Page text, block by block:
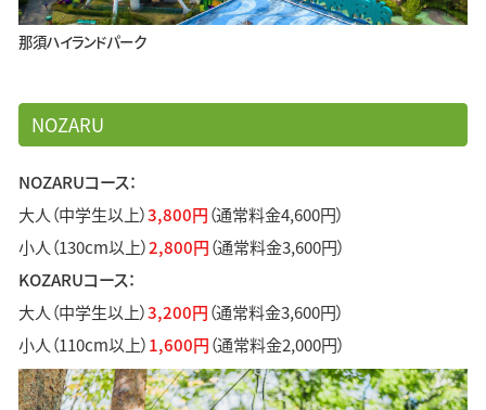
那須ハイランドパーク
NOZARU
NOZARUコース：
大人（中学生以上）3,800円（通常料金4,600円）
小人（130cm以上）2,800円（通常料金3,600円）
KOZARUコース：
大人（中学生以上）3,200円（通常料金3,600円）
小人（110cm以上）1,600円（通常料金2,000円）